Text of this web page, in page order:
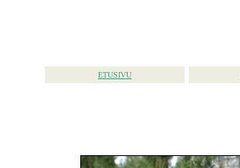
ETUSIVU